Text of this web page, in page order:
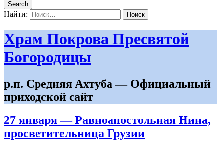
Search
Найти:
Храм Покрова Пресвятой
Богородицы
р.п. Средняя Ахтуба — Официальный
приходской сайт
27 января — Равноапостольная Нина,
просветительница Грузии